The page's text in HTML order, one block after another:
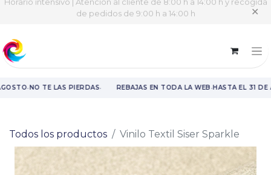
Horario intensivo | Atención al cliente de 8:00 h a 14:00 h y recogida
de pedidos de 9:00 h a 14:00 h ✕
·NO TE LAS PIERDAS· REBAJAS EN TODA LA WEB·HASTA EL 31 DE
Todos los productos Vinilo Textil Siser Sparkle